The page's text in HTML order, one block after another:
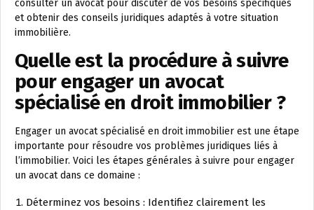
consulter un avocat pour discuter de vos besoins spécifiques
et obtenir des conseils juridiques adaptés à votre situation
immobilière.
Quelle est la procédure à suivre
pour engager un avocat
spécialisé en droit immobilier ?
Engager un avocat spécialisé en droit immobilier est une étape
importante pour résoudre vos problèmes juridiques liés à
l’immobilier. Voici les étapes générales à suivre pour engager
un avocat dans ce domaine :
Déterminez vos besoins : Identifiez clairement les